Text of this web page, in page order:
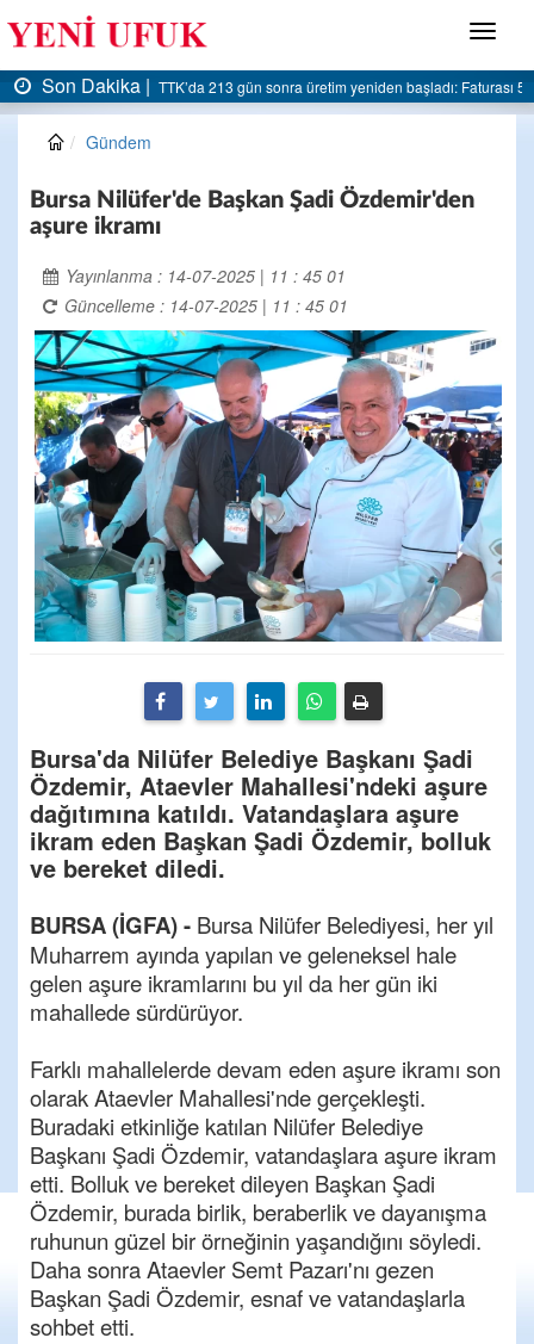
Menü
5 milyar liraya dayandı
Son Dakika |AK Parti Ereğli İlçe Başkanlığı’ndan belediyeye
Gündem
Bursa Nilüfer'de Başkan Şadi Özdemir'den
aşure ikramı
Yayınlanma : 14-07-2025 | 11 : 45 01
Güncelleme : 14-07-2025 | 11 : 45 01
Bursa'da Nilüfer Belediye Başkanı Şadi
Özdemir, Ataevler Mahallesi'ndeki aşure
dağıtımına katıldı. Vatandaşlara aşure
ikram eden Başkan Şadi Özdemir, bolluk
ve bereket diledi.
BURSA (İGFA) - Bursa Nilüfer Belediyesi, her yıl
Muharrem ayında yapılan ve geleneksel hale
gelen aşure ikramlarını bu yıl da her gün iki
mahallede sürdürüyor.
Farklı mahallelerde devam eden aşure ikramı son
olarak Ataevler Mahallesi'nde gerçekleşti.
Buradaki etkinliğe katılan Nilüfer Belediye
Başkanı Şadi Özdemir, vatandaşlara aşure ikram
etti. Bolluk ve bereket dileyen Başkan Şadi
Özdemir, burada birlik, beraberlik ve dayanışma
ruhunun güzel bir örneğinin yaşandığını söyledi.
Daha sonra Ataevler Semt Pazarı'nı gezen
Başkan Şadi Özdemir, esnaf ve vatandaşlarla
sohbet etti.